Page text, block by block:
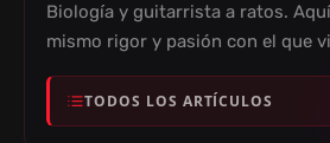
Biología y guitarrista a ratos.
mismo rigor y pasión con el que
TODOS LOS ARTÍCULOS